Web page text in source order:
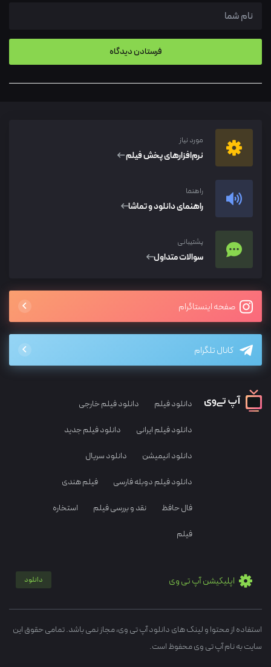
مورد نیاز
نرم‌افزار‌های پخش فیلم
راهنما
راهنمای دانلود و تماشا
پشتیبانی
سوالات متداول
صفحه اینستاگرام
کانال تلگرام
دانلود فیلم دانلود فیلم خارجی
دانلود فیلم ایرانی دانلود فیلم جدید
دانلود انیمیشن دانلود سریال
دانلود فیلم دوبله فارسی فیلم هندی
فال حافظ نقد و بررسی فیلم استخاره
فیلم
اپلیکیشن آپ تی وی دانلود
استفاده از محتوا و لینک های دانلود آپ تی وی، مجاز نمی باشد. تمامی حقوق این
سایت به نام آپ تی وی محفوظ است.